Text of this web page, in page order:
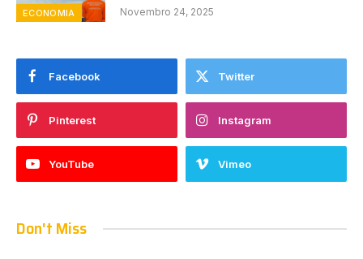
ECONOMIA Novembro 24, 2025
Facebook Twitter
Pinterest Instagram
YouTube Vimeo
Don't Miss